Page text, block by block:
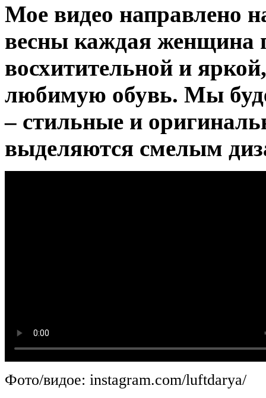
Мое видео направлено
весны каждая женщина
восхитительной и
любимую обувь. Мы
– стильные и
выделяются смелым
Фото/видое: instagram.com/luftdarya/